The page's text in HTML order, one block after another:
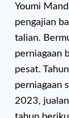
Youmi
pengajian
talian.
perniagaan
pesat.
perniagaan
2023,